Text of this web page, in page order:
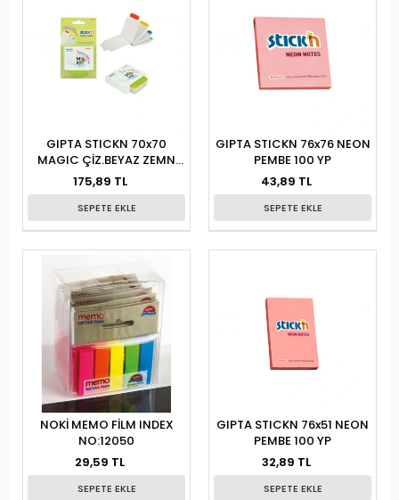
GIPTA STICKN 70x70
MAGIC ÇİZ.BEYAZ ZEMN
4RNK 100YP
175,89 TL
SEPETE EKLE
GIPTA STICKN 76x76 NEON
PEMBE 100 YP
43,89 TL
SEPETE EKLE
NOKİ MEMO FİLM INDEX
NO:12050
29,59 TL
SEPETE EKLE
GIPTA STICKN 76x51 NEON
PEMBE 100 YP
32,89 TL
SEPETE EKLE